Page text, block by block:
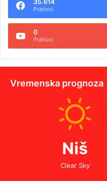
Pratioci
0
Pratioci
Vremenska prognoza
Niš
Clear Sky